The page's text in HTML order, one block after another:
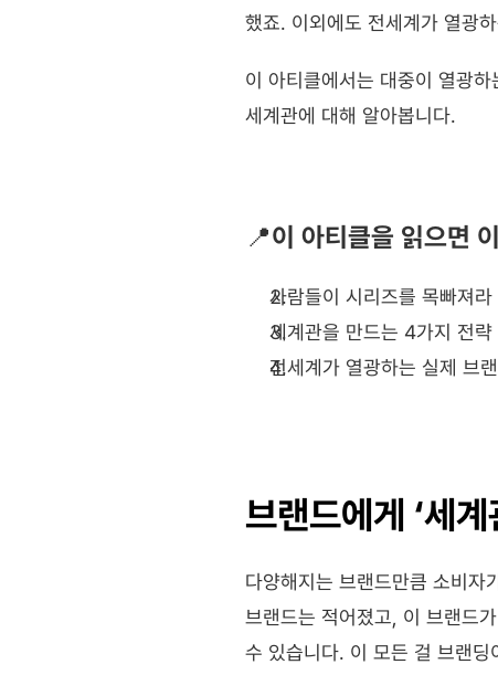
했죠. 이외에도 전세계가 열광
이 아티클에서는 대중이 열광
세계관에 대해 알아봅니다.
📍이 아티클을 읽으면
사람들이 시리즈를 목빠져
세계관을 만드는 4가지 전략
전세계가 열광하는 실제 브랜
브랜드에게 ‘세
다양해지는 브랜드만큼 소비자
브랜드는 적어졌고, 이 브랜드
수 있습니다. 이 모든 걸 브랜